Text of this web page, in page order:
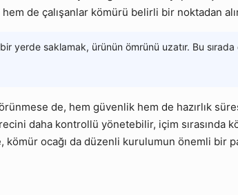
de çalışanlar kömürü belirli bir noktadan
yerde saklamak, ürünün ömrünü uzatır. Bu
de, hem güvenlik hem de hazırlık
daha kontrollü yönetebilir, içim sırasında
kömür ocağı da düzenli kurulumun önemli bir